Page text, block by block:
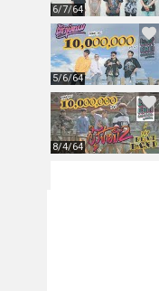
6/7/64
5/6/64
8/4/64